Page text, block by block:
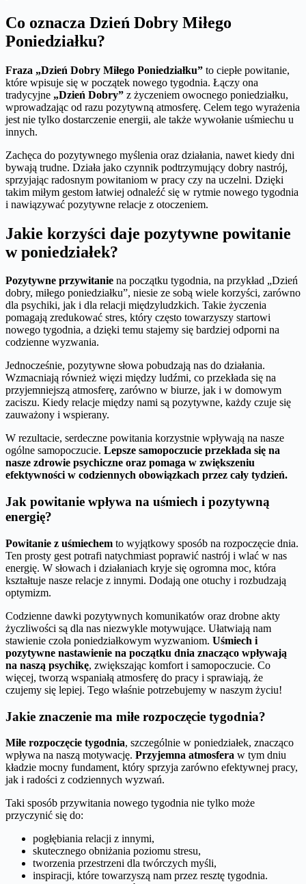
Co oznacza Dzień Dobry Miłego
Poniedziałku?
Fraza „Dzień Dobry Miłego Poniedziałku” to ciepłe powitanie,
które wpisuje się w początek nowego tygodnia. Łączy ona
tradycyjne „Dzień Dobry” z życzeniem owocnego poniedziałku,
wprowadzając od razu pozytywną atmosferę. Celem tego wyrażenia
jest nie tylko dostarczenie energii, ale także wywołanie uśmiechu u
innych.
Zachęca do pozytywnego myślenia oraz działania, nawet kiedy dni
bywają trudne. Działa jako czynnik podtrzymujący dobry nastrój,
sprzyjając radosnym powitaniom w pracy czy na uczelni. Dzięki
takim miłym gestom łatwiej odnaleźć się w rytmie nowego tygodnia
i nawiązywać pozytywne relacje z otoczeniem.
Jakie korzyści daje pozytywne powitanie
w poniedziałek?
Pozytywne przywitanie na początku tygodnia, na przykład „Dzień
dobry, miłego poniedziałku”, niesie ze sobą wiele korzyści, zarówno
dla psychiki, jak i dla relacji międzyludzkich. Takie życzenia
pomagają zredukować stres, który często towarzyszy startowi
nowego tygodnia, a dzięki temu stajemy się bardziej odporni na
codzienne wyzwania.
Jednocześnie, pozytywne słowa pobudzają nas do działania.
Wzmacniają również więzi między ludźmi, co przekłada się na
przyjemniejszą atmosferę, zarówno w biurze, jak i w domowym
zaciszu. Kiedy relacje między nami są pozytywne, każdy czuje się
zauważony i wspierany.
W rezultacie, serdeczne powitania korzystnie wpływają na nasze
ogólne samopoczucie. Lepsze samopoczucie przekłada się na
nasze zdrowie psychiczne oraz pomaga w zwiększeniu
efektywności w codziennych obowiązkach przez cały tydzień.
Jak powitanie wpływa na uśmiech i pozytywną
energię?
Powitanie z uśmiechem to wyjątkowy sposób na rozpoczęcie dnia.
Ten prosty gest potrafi natychmiast poprawić nastrój i wlać w nas
energię. W słowach i działaniach kryje się ogromna moc, która
kształtuje nasze relacje z innymi. Dodają one otuchy i rozbudzają
optymizm.
Codzienne dawki pozytywnych komunikatów oraz drobne akty
życzliwości są dla nas niezwykle motywujące. Ułatwiają nam
stawienie czoła poniedziałkowym wyzwaniom. Uśmiech i
pozytywne nastawienie na początku dnia znacząco wpływają
na naszą psychikę, zwiększając komfort i samopoczucie. Co
więcej, tworzą wspaniałą atmosferę do pracy i sprawiają, że
czujemy się lepiej. Tego właśnie potrzebujemy w naszym życiu!
Jakie znaczenie ma miłe rozpoczęcie tygodnia?
Miłe rozpoczęcie tygodnia, szczególnie w poniedziałek, znacząco
wpływa na naszą motywację. Przyjemna atmosfera w tym dniu
kładzie mocny fundament, który sprzyja zarówno efektywnej pracy,
jak i radości z codziennych wyzwań.
Taki sposób przywitania nowego tygodnia nie tylko może
przyczynić się do:
pogłębiania relacji z innymi,
skutecznego obniżania poziomu stresu,
tworzenia przestrzeni dla twórczych myśli,
inspiracji, które towarzyszą nam przez resztę tygodnia.